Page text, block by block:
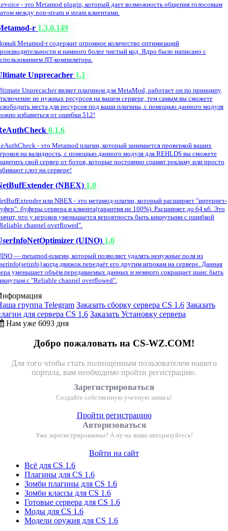
- это Metamod plugin, который дает возможность общения голосовым
между non-steam и steam клиентами.
r 1.3.0.149
Metamod-r содержит огромное количество оптимизаций
и намного более чистый код. Ядро было написано с
JIT-компилятора.
Unprecacher 1.1
Unprecacher являет плагином для MetaMod, работает он по принципу
не нужных ресурсов на вашем сервере, тем самым вы сможете
места для ресурсов под ваши плагины, с помощью данного модуля
избавиться от ошибки 512!
0.1.6
- это Metamod плагин, который занимается проверкой ваших
на валидность, с помощью данного модуля для REHLDS вы сможете
свой сервер от ботов, которые постоянно спамят рекламу или просто
слот на сервере!
(NBEX) 1.0
или NBEX - это метамод-плагин, который расширяет "интернет-
буферы сервера и клиента(гарантия не 100%). Расширяет до 64 кб. Это
что у игроков уменьшается вероятность быть кикнутыми с ошибкой
channel overflowed".
(UINO) 1.0
— metamod-плагин, который позволяет удалять ненужные поля из
когда движок передаёт его другим игрокам на сервере. Данная
уменьшает объём передаваемых данных и немного сокращает шанс быть
с "Reliable channel overflowed".
группа Telegram Заказать сборку сервера CS 1.6 Заказать
для сервера CS 1.6 Заказать Установку сервера
Нам уже 6093 дня
Добро пожаловать на CS-WZ.COM!
Для того чтобы стать полноценным пользователем нашего
портала, вам необходимо пройти регистрацию.
Зарегистрироваться
Создайте собственную учетную запись!
Пройти регистрацию
Авторизоваться
Уже зарегистрированны? А ну-ка живо авторизуйтесь!
Войти на сайт
Всё для CS 1.6
Плагины для CS 1.6
Зомби плагины для CS 1.6
Зомби классы для CS 1.6
Готовые сервера для CS 1.6
Моды для CS 1.6
Модели оружия для CS 1.6